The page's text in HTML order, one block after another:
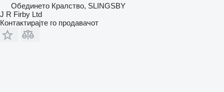
Обединето Кралство, SLINGSBY
J R Firby Ltd
Контактирајте го продавачот